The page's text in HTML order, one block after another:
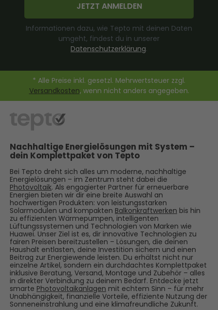
JETZT ANMELDEN
Informationen dazu, wie Tepto mit deinen Daten
umgeht, findest du in unserer
Datenschutzerklärung.
* Alle Preise inkl. gesetzl. Mehrwertsteuer zzgl.
Versandkosten, wenn nicht anders angegeben.
Nachhaltige Energielösungen mit System –
dein Komplettpaket von Tepto
Bei Tepto dreht sich alles um moderne, nachhaltige
Energielösungen – im Zentrum steht dabei die
Photovoltaik. Als engagierter Partner für erneuerbare
Energien bieten wir dir eine breite Auswahl an
hochwertigen Produkten: von leistungsstarken
Solarmodulen und kompakten Balkonkraftwerken bis hin
zu effizienten Wärmepumpen, intelligenten
Lüftungssystemen und Technologien von Marken wie
Huawei. Unser Ziel ist es, dir innovative Technologien zu
fairen Preisen bereitzustellen – Lösungen, die deinen
Haushalt entlasten, deine Investition sichern und einen
Beitrag zur Energiewende leisten. Du erhältst nicht nur
einzelne Artikel, sondern ein durchdachtes Komplettpaket
inklusive Beratung, Versand, Montage und Zubehör – alles
in direkter Verbindung zu deinem Bedarf. Entdecke jetzt
smarte Photovoltaikanlagen mit echtem Sinn – für mehr
Unabhängigkeit, finanzielle Vorteile, effiziente Nutzung der
Sonneneinstrahlung und eine klimafreundliche Zukunft.